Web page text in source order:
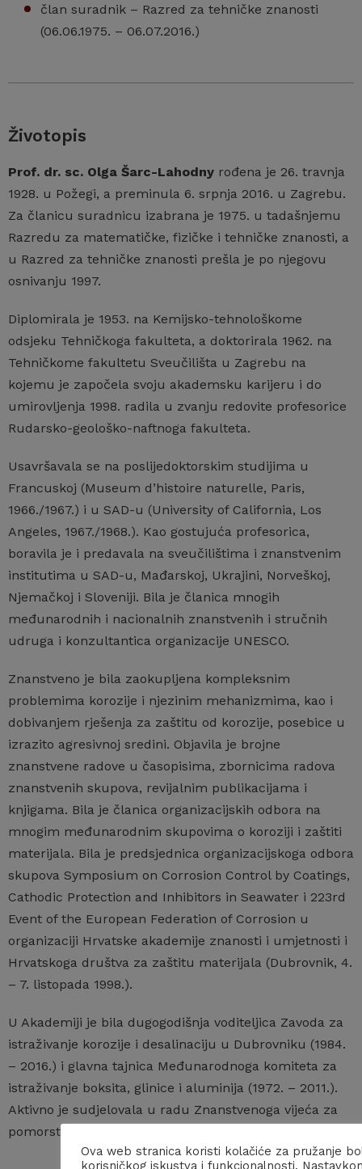
član suradnik – Razred za tehničke znanosti
(06.06.1975. – 06.07.2016.)
Životopis
Prof. dr. sc. Olga Šarc-Lahodny rođena je 26. travnja
1928. u Požegi, a preminula 6. srpnja 2016. u Zagrebu.
Za članicu suradnicu izabrana je 1975. u tadašnjemu
Razredu za matematičke, fizičke i tehničke znanosti, a
u Razred za tehničke znanosti prešla je po njegovu
osnivanju 1997.
Diplomirala je 1953. na Kemijsko-tehnološkome
odsjeku Tehničkoga fakulteta, a doktorirala 1962. na
Tehničkome fakultetu Sveučilišta u Zagrebu na
kojemu je započela svoju akademsku karijeru i do
umirovljenja 1998. radila u zvanju redovite profesorice
Rudarsko-geološko-naftnoga fakulteta.
Usavršavala se na poslijedoktorskim studijima u
Francuskoj (Museum d’histoire naturelle, Paris,
1966./1967.) i u SAD-u (University of California, Los
Angeles, 1967./1968.). Kao gostujuća profesorica,
boravila je i predavala na sveučilištima i znanstvenim
institutima u SAD-u, Mađarskoj, Ukrajini, Norveškoj,
Njemačkoj i Sloveniji. Bila je članica mnogih
međunarodnih i nacionalnih znanstvenih i stručnih
udruga i konzultantica organizacije UNESCO.
Znanstveno je bila zaokupljena kompleksnim
problemima korozije i njezinim mehanizmima, kao i
dobivanjem rješenja za zaštitu od korozije, posebice u
izrazito agresivnoj sredini. Objavila je brojne
znanstvene radove u časopisima, zbornicima radova
znanstvenih skupova, revijalnim publikacijama i
knjigama. Bila je članica organizacijskih odbora na
mnogim međunarodnim skupovima o koroziji i zaštiti
materijala. Bila je predsjednica organizacijskoga odbora
skupova Symposium on Corrosion Control by Coatings,
Cathodic Protection and Inhibitors in Seawater i 223rd
Event of the European Federation of Corrosion u
organizaciji Hrvatske akademije znanosti i umjetnosti i
Hrvatskoga društva za zaštitu materijala (Dubrovnik, 4.
– 7. listopada 1998.).
U Akademiji je bila dugogodišnja voditeljica Zavoda za
istraživanje korozije i desalinaciju u Dubrovniku (1984.
– 2016.) i glavna tajnica Međunarodnoga komiteta za
istraživanje boksita, glinice i aluminija (1972. – 2011.).
Aktivno je sudjelovala u radu Znanstvenoga vijeća za
pomorstvo i Znanstvenoga vijeća za tehnološki razvoj.
Ova web stranica koristi kolačiće za pružanje
korisničkog iskustva i funkcionalnosti.